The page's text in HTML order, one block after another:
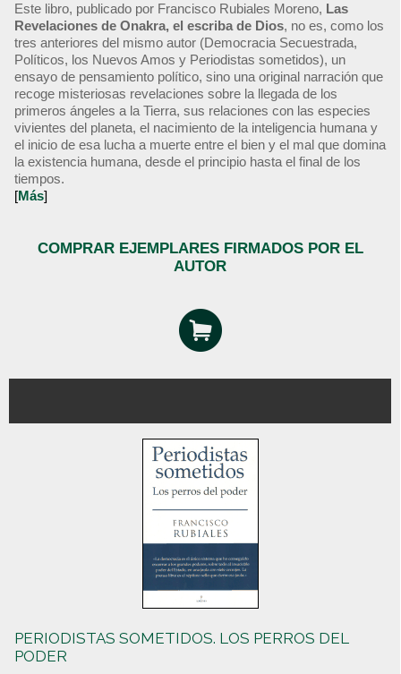
Este libro, publicado por Francisco Rubiales Moreno, Las
Revelaciones de Onakra, el escriba de Dios, no es, como los
tres anteriores del mismo autor (Democracia Secuestrada,
Políticos, los Nuevos Amos y Periodistas sometidos), un
ensayo de pensamiento político, sino una original narración que
recoge misteriosas revelaciones sobre la llegada de los
primeros ángeles a la Tierra, sus relaciones con las especies
vivientes del planeta, el nacimiento de la inteligencia humana y
el inicio de esa lucha a muerte entre el bien y el mal que domina
la existencia humana, desde el principio hasta el final de los
tiempos.
[Más]
COMPRAR EJEMPLARES FIRMADOS POR EL
AUTOR
PERIODISTAS SOMETIDOS. LOS PERROS DEL
PODER